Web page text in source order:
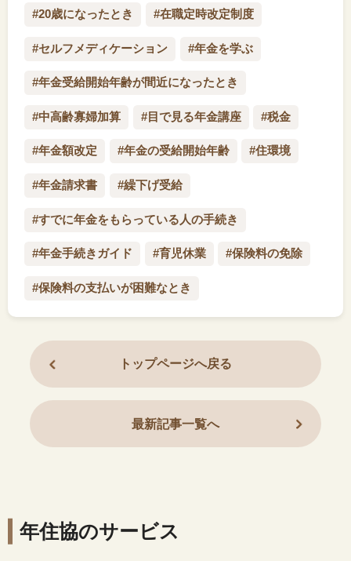
#20歳になったとき #在職定時改定制度
#セルフメディケーション #年金を学ぶ
#年金受給開始年齢が間近になったとき
#中高齢寡婦加算 #目で見る年金講座 #税金
#年金額改定 #年金の受給開始年齢 #住環境
#年金請求書 #繰下げ受給
#すでに年金をもらっている人の手続き
#年金手続きガイド #育児休業 #保険料の免除
#保険料の支払いが困難なとき
トップページへ戻る
最新記事一覧へ
年住協のサービス